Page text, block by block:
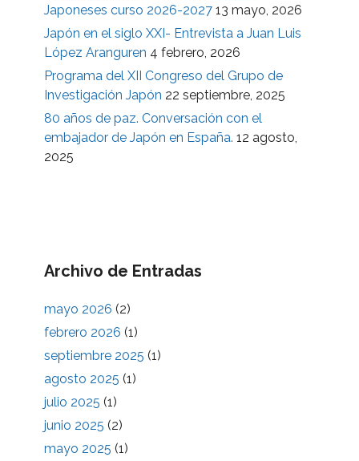
Japoneses curso 2026-2027 13 mayo, 2026
Japón en el siglo XXI- Entrevista a Juan Luis
López Aranguren 4 febrero, 2026
Programa del XII Congreso del Grupo de
Investigación Japón 22 septiembre, 2025
80 años de paz. Conversación con el
embajador de Japón en España. 12 agosto,
2025
Archivo de Entradas
mayo 2026 (2)
febrero 2026 (1)
septiembre 2025 (1)
agosto 2025 (1)
julio 2025 (1)
junio 2025 (2)
mayo 2025 (1)